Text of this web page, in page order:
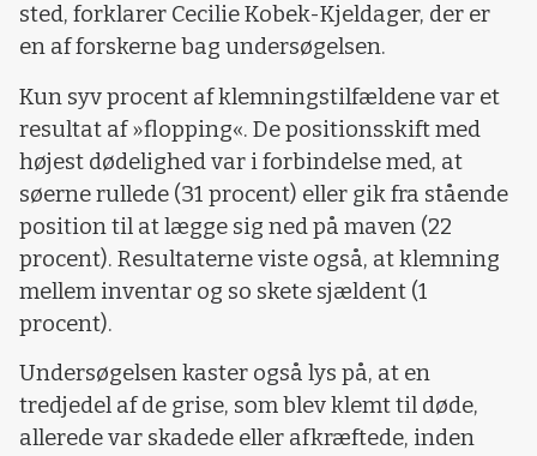
sted, forklarer Cecilie Kobek-Kjeldager, der er
en af forskerne bag undersøgelsen.
Kun syv procent af klemningstilfældene var et
resultat af »flopping«. De positionsskift med
højest dødelighed var i forbindelse med, at
søerne rullede (31 procent) eller gik fra stående
position til at lægge sig ned på maven (22
procent). Resultaterne viste også, at klemning
mellem inventar og so skete sjældent (1
procent).
Undersøgelsen kaster også lys på, at en
tredjedel af de grise, som blev klemt til døde,
allerede var skadede eller afkræftede, inden